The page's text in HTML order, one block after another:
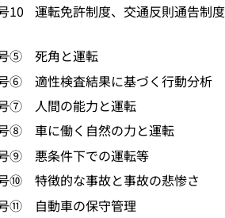
10
運転免許制度、交通反則通告制度
⑤
死角と運転
⑥
適性検査結果に基づく行動分析
⑦
人間の能力と運転
⑧
車に働く自然の力と運転
⑨
悪条件下での運転等
⑩
特徴的な事故と事故の悲惨さ
⑪
自動車の保守管理